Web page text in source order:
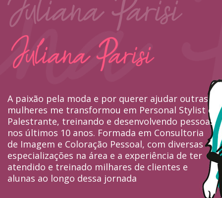
A paixão pela moda e por querer ajudar outras
mulheres me transformou em Personal Stylist e
Palestrante, treinando e desenvolvendo pessoas
nos últimos 10 anos. Formada em Consultoria
de Imagem e Coloração Pessoal, com diversas
especializações na área e a experiência de ter
atendido e treinado milhares de clientes e
alunas ao longo dessa jornada